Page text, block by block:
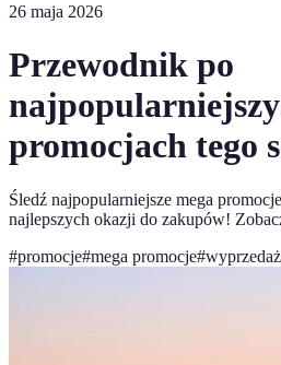
26 maja 2026
Przewodnik po
promocjach tego
Śledź najpopularniejsze mega
najlepszych okazji do zakupów!
#promocje#mega promocje#